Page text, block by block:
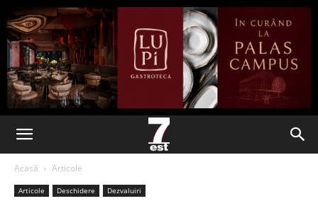
Acasă Articole
Articole Deschidere Dezvaluiri